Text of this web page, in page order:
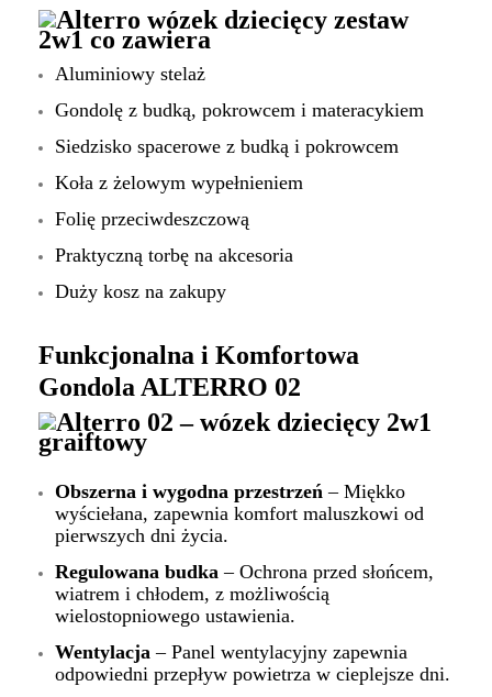
Aluminiowy stelaż
Gondolę z budką, pokrowcem i materacykiem
Siedzisko spacerowe z budką i pokrowcem
Koła z żelowym wypełnieniem
Folię przeciwdeszczową
Praktyczną torbę na akcesoria
Duży kosz na zakupy
Funkcjonalna i Komfortowa
Gondola ALTERRO 02
Obszerna i wygodna przestrzeń – Miękko
wyściełana, zapewnia komfort maluszkowi od
pierwszych dni życia.
Regulowana budka – Ochrona przed słońcem,
wiatrem i chłodem, z możliwością
wielostopniowego ustawienia.
Wentylacja – Panel wentylacyjny zapewnia
odpowiedni przepływ powietrza w cieplejsze dni.